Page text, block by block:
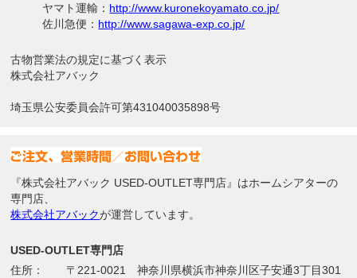
ヤマト運輸： http://www.kuronekoyamato.co.jp/
佐川急便： http://www.sagawa-exp.co.jp/
古物営業法の規定に基づく表示
株式会社アバック
埼玉県公安委員会許可第431040035898号
『株式会社アバック USED-OUTLET専門店』はホームシアターの
専門店、
株式会社アバックが運営しています。
USED-OUTLET専門店
住所：
〒221-0021 神奈川県横浜市神奈川区子安通3丁目301